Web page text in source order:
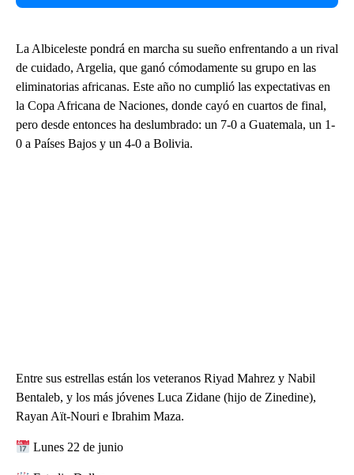
La Albiceleste pondrá en marcha su sueño enfrentando a un rival
de cuidado, Argelia, que ganó cómodamente su grupo en las
eliminatorias africanas. Este año no cumplió las expectativas en
la Copa Africana de Naciones, donde cayó en cuartos de final,
pero desde entonces ha deslumbrado: un 7-0 a Guatemala, un 1-
0 a Países Bajos y un 4-0 a Bolivia.
Entre sus estrellas están los veteranos Riyad Mahrez y Nabil
Bentaleb, y los más jóvenes Luca Zidane (hijo de Zinedine),
Rayan Aït-Nouri e Ibrahim Maza.
Lunes 22 de junio